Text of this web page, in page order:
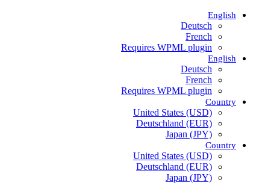
English
Deutsch
French
Requires WPML plugin
English
Deutsch
French
Requires WPML plugin
Country
United States (USD)
Deutschland (EUR)
Japan (JPY)
Country
United States (USD)
Deutschland (EUR)
Japan (JPY)